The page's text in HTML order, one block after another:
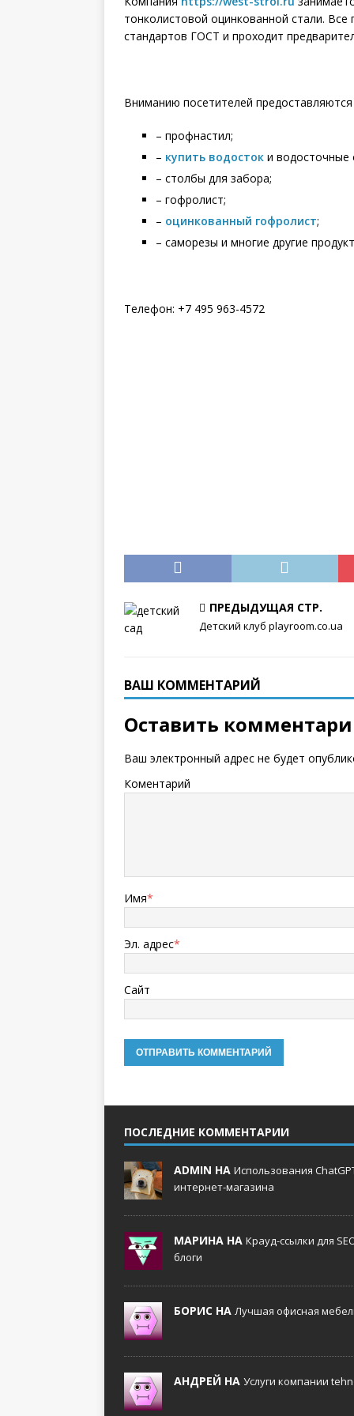
тонколистовой оцинкованной стали.
стандартов ГОСТ и проходит
Вниманию посетителей
– профнастил;
– купить водосток и водосточные
– столбы для забора;
– гофролист;
– оцинкованный гофролист;
– саморезы и многие другие
Телефон: +7 495 963-4572
ПРЕДЫДУЩАЯ СТР.
Детский клуб playroom.co.ua
ВАШ КОММЕНТАРИЙ
Оставить
Ваш электронный адрес не будет
Коментарий
Имя*
Эл. адрес*
Сайт
ПОСЛЕДНИЕ КОММЕНТАРИИ
ADMIN НА Использования
интернет-магазина
МАРИНА НА Крауд-ссылки для
блоги
БОРИС НА Лучшая офисная
АНДРЕЙ НА Услуги компании